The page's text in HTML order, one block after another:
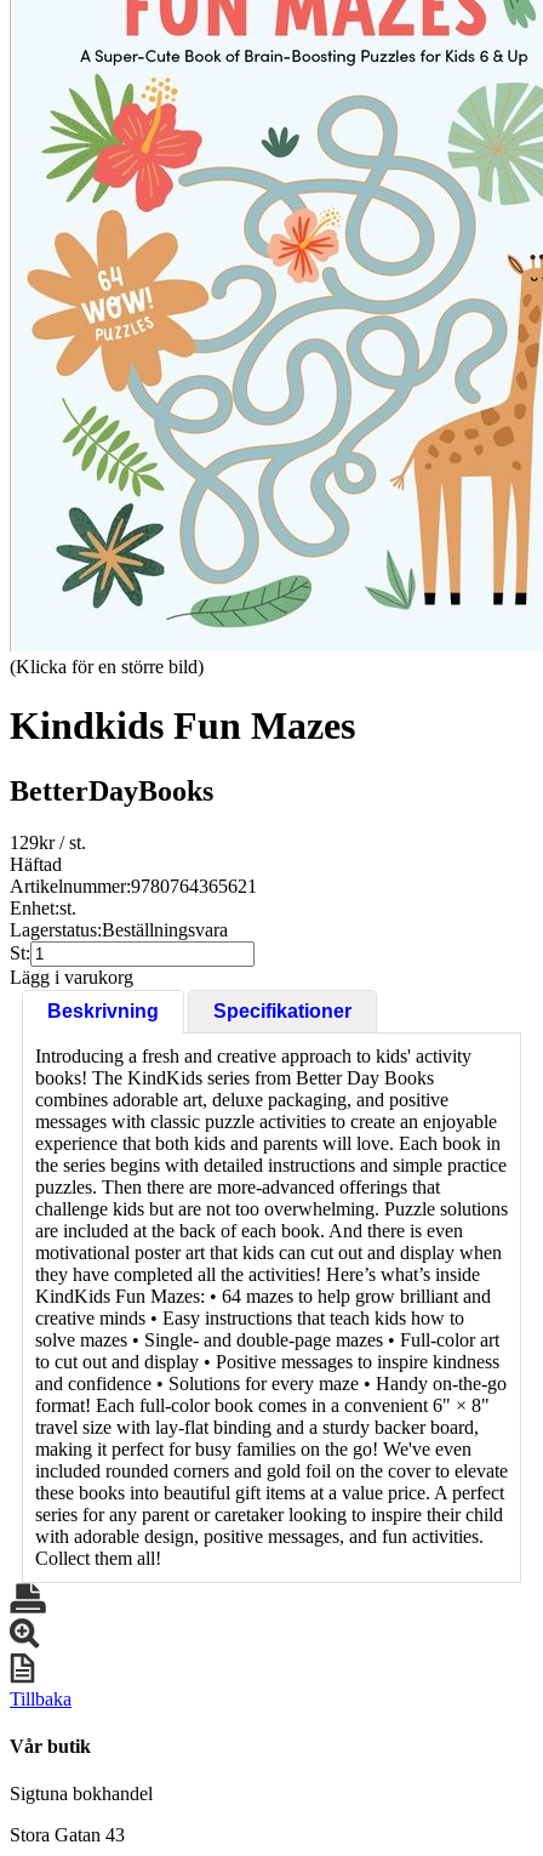
(Klicka för en större bild)
Kindkids Fun Mazes
BetterDayBooks
129kr/ st.
Häftad
Artikelnummer:9780764365621
Enhet:st.
Lagerstatus:Beställningsvara
St:
Lägg i varukorg
Beskrivning
Specifikationer
Introducing a fresh and creative approach to kids' activity
books! The KindKids series from Better Day Books
combines adorable art, deluxe packaging, and positive
messages with classic puzzle activities to create an enjoyable
experience that both kids and parents will love. Each book in
the series begins with detailed instructions and simple practice
puzzles. Then there are more-advanced offerings that
challenge kids but are not too overwhelming. Puzzle solutions
are included at the back of each book. And there is even
motivational poster art that kids can cut out and display when
they have completed all the activities! Here’s what’s inside
KindKids Fun Mazes: • 64 mazes to help grow brilliant and
creative minds • Easy instructions that teach kids how to
solve mazes • Single- and double-page mazes • Full-color art
to cut out and display • Positive messages to inspire kindness
and confidence • Solutions for every maze • Handy on-the-go
format! Each full-color book comes in a convenient 6" × 8"
travel size with lay-flat binding and a sturdy backer board,
making it perfect for busy families on the go! We've even
included rounded corners and gold foil on the cover to elevate
these books into beautiful gift items at a value price. A perfect
series for any parent or caretaker looking to inspire their child
with adorable design, positive messages, and fun activities.
Collect them all!
Tillbaka
Vår butik
Sigtuna bokhandel
Stora Gatan 43